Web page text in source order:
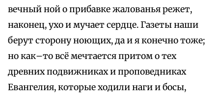
вечный ной о прибавке жалованья режет,
наконец, ухо и мучает сердце. Газеты наши
берут сторону ноющих, да и я конечно тоже;
но как–то всё мечтается притом о тех
древних подвижниках и проповедниках
Евангелия, которые ходили наги и босы,